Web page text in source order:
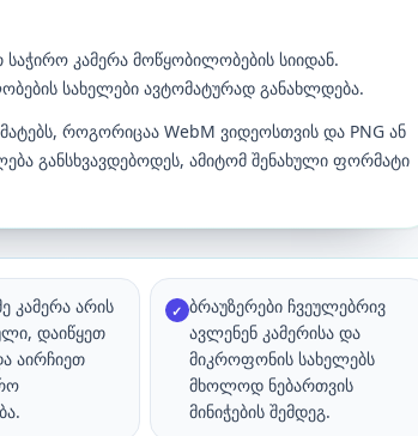
საჭირო კამერა მოწყობილობების სიიდან.
სახელები ავტომატურად განახლდება.
როგორიცაა WebM ვიდეოსთვის და PNG ან
განსხვავდებოდეს, ამიტომ შენახული ფორმატი
კამერა არის
დაიწყეთ
აირჩიეთ
✓ ბრაუზერები ჩვეულებრივ
ავლენენ კამერისა და
მიკროფონის სახელებს
მხოლოდ ნებართვის
მინიჭების შემდეგ.